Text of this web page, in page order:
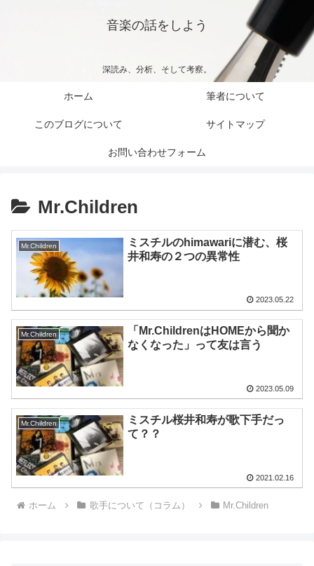
音楽の話をしよう
深読み、分析、そして考察。
ホーム 筆者について
このブログについて サイトマップ
お問い合わせフォーム
Mr.Children
Mr.Children
ミスチルのhimawariに潜む、桜
井和寿の２つの異常性
2023.05.22
Mr.Children
「Mr.ChildrenはHOMEから聞か
なくなった」って友は言う
2023.05.09
Mr.Children
ミスチル桜井和寿が歌下手だっ
て？？
2021.02.16
ホーム 歌手について（コラム） Mr.Children